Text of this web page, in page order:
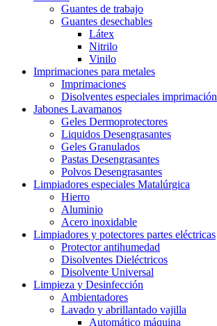
Guantes de trabajo
Guantes desechables
Látex
Nitrilo
Vinilo
Imprimaciones para metales
Imprimaciones
Disolventes especiales imprimación
Jabones Lavamanos
Geles Dermoprotectores
Liquidos Desengrasantes
Geles Granulados
Pastas Desengrasantes
Polvos Desengrasantes
Limpiadores especiales Matalúrgica
Hierro
Aluminio
Acero inoxidable
Limpiadores y potectores partes eléctricas
Protector antihumedad
Disolventes Dieléctricos
Disolvente Universal
Limpieza y Desinfección
Ambientadores
Lavado y abrillantado vajilla
Automático máquina